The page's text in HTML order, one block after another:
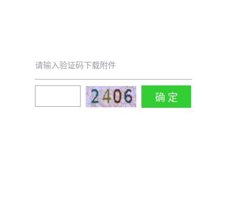
请输入验证码下载附件